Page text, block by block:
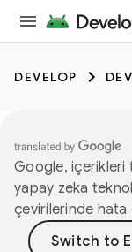
DEVELOP
Google, içerikleri
yapay zeka
çevirilerinde hata